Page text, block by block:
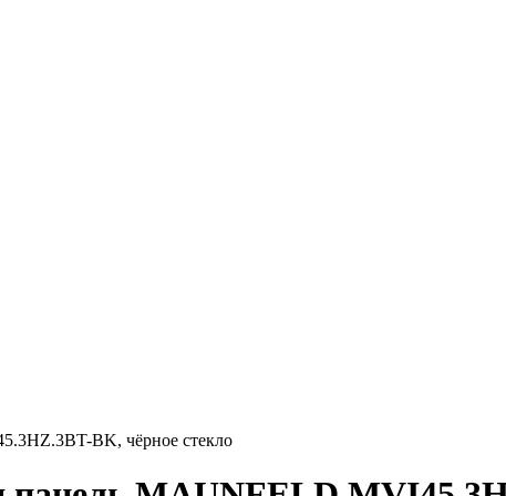
BK, чёрное стекло